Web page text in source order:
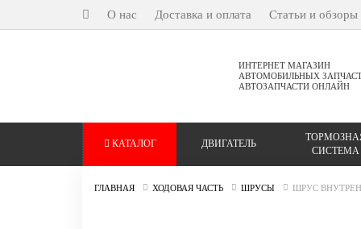
О нас Доставка и оплата Статьи и обзоры
ИНТЕРНЕТ МАГАЗИН
АВТОМОБИЛЬНЫХ
АВТОЗАПЧАСТИ ОНЛАЙН
КАТАЛОГ ДВИГАТЕЛЬ
СИСТЕМА
ГЛАВНАЯ ХОДОВАЯ ЧАСТЬ ШРУСЫ ШРУС